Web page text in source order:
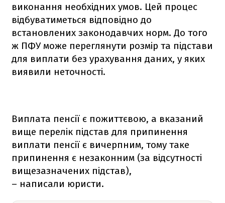
виконання необхідних умов. Цей процес
відбуватиметься відповідно до
встановлених законодавчих норм. До того
ж ПФУ може переглянути розмір та підстави
для виплати без урахування даних, у яких
виявили неточності.
Виплата пенсії є пожиттєвою, а вказаний
вище перелік підстав для припинення
виплати пенсії є вичерпним, тому таке
припинення є незаконним (за відсутності
вищезазначених підстав),
– написали юристи.